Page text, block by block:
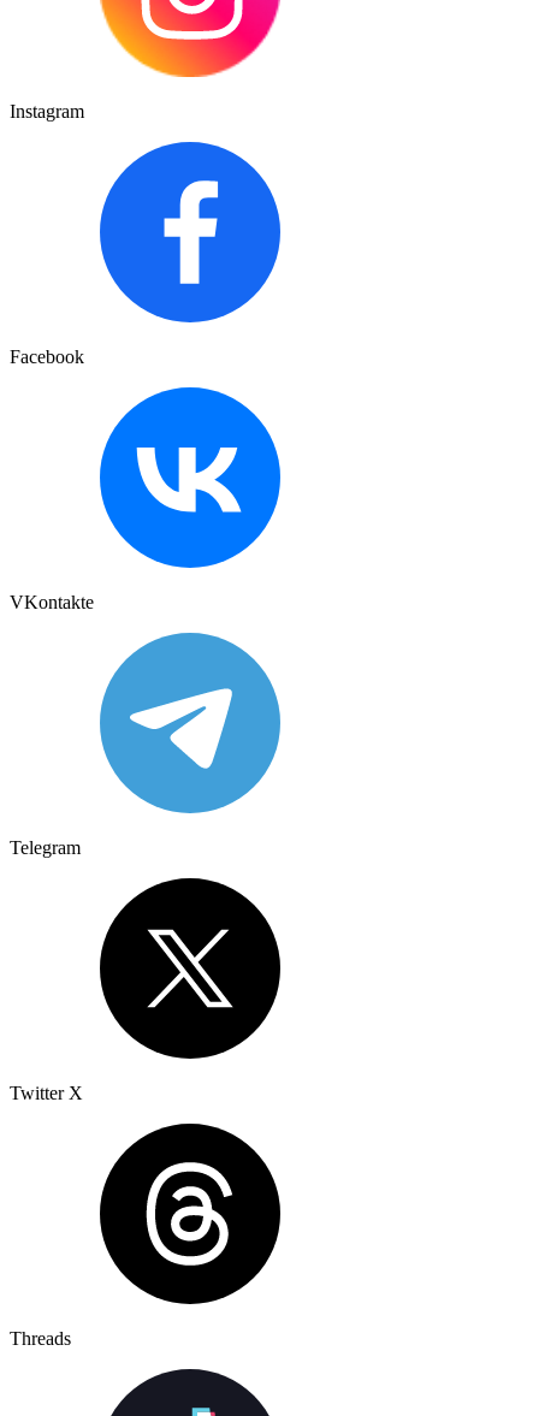
Instagram
Facebook
VKontakte
Telegram
Twitter X
Threads